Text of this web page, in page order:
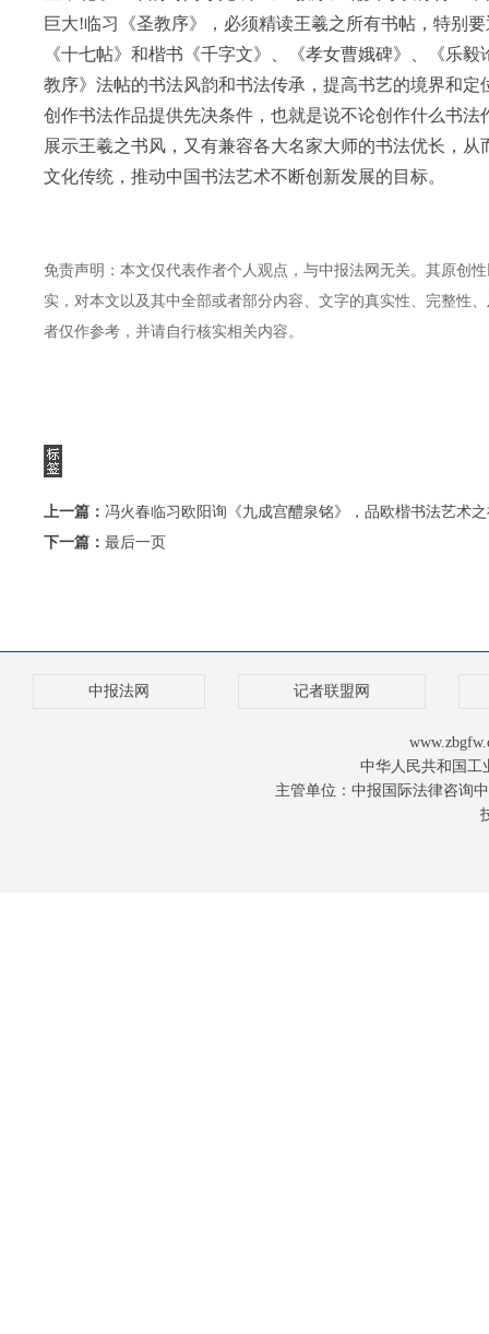
巨大!临习《圣教序》，必须精读王羲之所有书帖，特别
《十七帖》和楷书《千字文》、《孝女曹娥碑》、《乐
教序》法帖的书法风韵和书法传承，提高书艺的境界和
创作书法作品提供先决条件，也就是说不论创作什么书
展示王羲之书风，又有兼容各大名家大师的书法优长，
文化传统，推动中国书法艺术不断创新发展的目标。
免责声明：本文仅代表作者个人观点，与中报法网无关。其原创
实，对本文以及其中全部或者部分内容、文字的真实性、完整性
者仅作参考，并请自行核实相关内容。
上一篇： 冯火春临习欧阳询《九成宫醴泉铭》，品欧楷书法艺术
下一篇： 最后一页
中报法网 记者联盟网
中华人民共和国工
主管单位：中报国际法律咨询